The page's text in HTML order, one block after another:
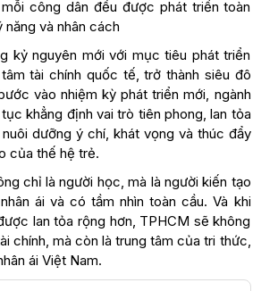
công dân đều được phát triển toàn
và nhân cách
kỷ nguyên mới với mục tiêu phát triển
tài chính quốc tế, trở thành siêu đô
vào nhiệm kỳ phát triển mới, ngành
khẳng định vai trò tiên phong, lan tỏa
dưỡng ý chí, khát vọng và thúc đẩy
của thế hệ trẻ.
chỉ là người học, mà là người kiến tạo
ái và có tầm nhìn toàn cầu. Và khi
lan tỏa rộng hơn, TPHCM sẽ không
chính, mà còn là trung tâm của tri thức,
ái Việt Nam.